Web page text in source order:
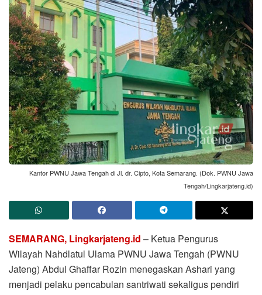
Kantor PWNU Jawa Tengah di Jl. dr. Cipto, Kota Semarang. (Dok. PWNU Jawa
Tengah/Lingkarjateng.id)
SEMARANG, Lingkarjateng.id – Ketua Pengurus
Wilayah Nahdlatul Ulama PWNU Jawa Tengah (PWNU
Jateng) Abdul Ghaffar Rozin menegaskan Ashari yang
menjadi pelaku pencabulan santriwati sekaligus pendiri